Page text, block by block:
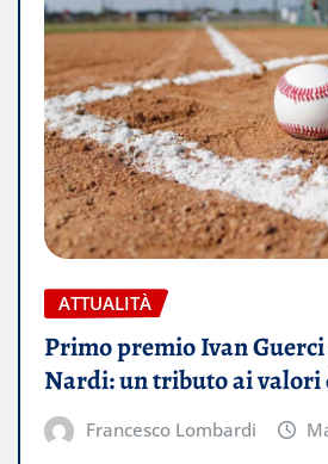
ATTUALITÀ
Primo premio Ivan
Nardi: un tributo ai valori
Francesco Lombardi